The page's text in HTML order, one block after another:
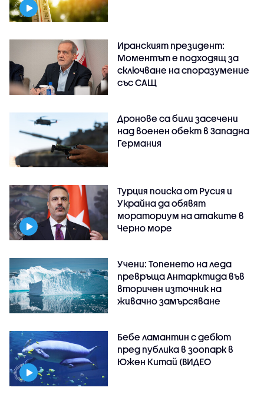
Иранският президент:
Моментът е подходящ за
сключване на споразумение
със САЩ
Дронове са били засечени
над военен обект в Западна
Германия
Турция поиска от Русия и
Украйна да обявят
мораториум на атаките в
Черно море
Учени: Топенето на леда
превръща Антарктида във
вторичен източник на
живачно замърсяване
Бебе ламантин с дебют
пред публика в зоопарк в
Южен Китай (ВИДЕО